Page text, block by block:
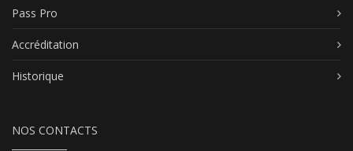
Pass Pro
Accréditation
Historique
NOS CONTACTS